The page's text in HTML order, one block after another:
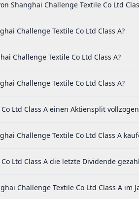
Shanghai Challenge Textile Co Ltd
Challenge Textile Co Ltd Class A?
Challenge Textile Co Ltd Class A?
Challenge Textile Co Ltd Class A?
Ltd Class A einen Aktiensplit
Challenge Textile Co Ltd Class A
Ltd Class A die letzte Dividende
Challenge Textile Co Ltd Class A im